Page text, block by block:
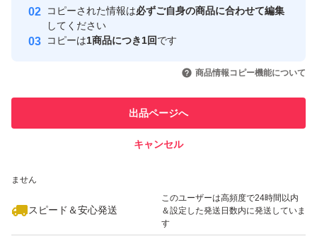
取引実績
引を完了させた実績があります
での取引実績があります
ません
スピード＆安心発送
このユーザーは高頻度で24時間以内
＆設定した発送日数内に発送していま
す
コピーされた情報は必ずご自身の商品に合わせて編集
してください
コピーは1商品につき1回です
商品情報コピー機能について
出品ページへ
キャンセル